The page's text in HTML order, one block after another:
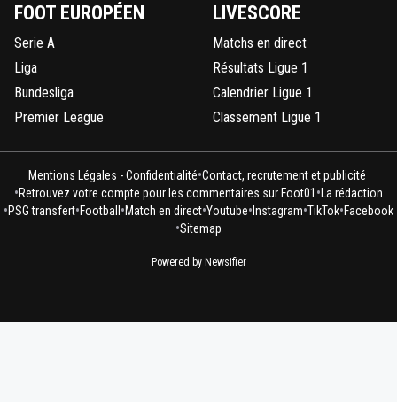
FOOT EUROPÉEN
Serie A
Liga
Bundesliga
Premier League
LIVESCORE
Matchs en direct
Résultats Ligue 1
Calendrier Ligue 1
Classement Ligue 1
Mentions Légales - Confidentialité•Contact, recrutement et publicité
•Retrouvez votre compte pour les commentaires sur Foot01 • La rédaction
•PSG transfert•Football •Match en direct•Youtube• Instagram•TikTok•Facebook
•Sitemap
Powered by Newsifier